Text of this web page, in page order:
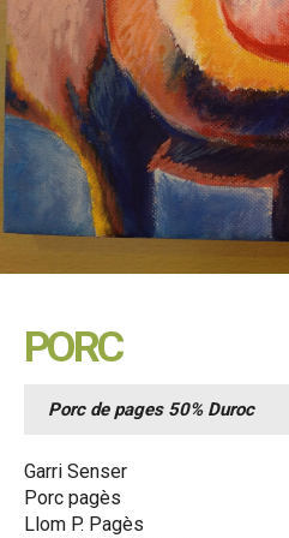
PORC
Porc de pages 50% Duroc
Garri Senser
Porc pagès
Llom P. Pagès